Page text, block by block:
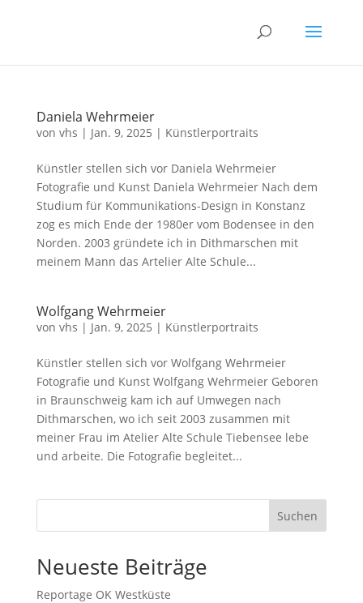
Daniela Wehrmeier
von vhs | Jan. 9, 2025 | Künstlerportraits
Künstler stellen sich vor Daniela Wehrmeier
Fotografie und Kunst Daniela Wehrmeier Nach dem
Studium für Kommunikations-Design in Konstanz
zog es mich Ende der 1980er vom Bodensee in den
Norden. 2003 gründete ich in Dithmarschen mit
meinem Mann das Artelier Alte Schule...
Wolfgang Wehrmeier
von vhs | Jan. 9, 2025 | Künstlerportraits
Künstler stellen sich vor Wolfgang Wehrmeier
Fotografie und Kunst Wolfgang Wehrmeier Geboren
in Braunschweig kam ich auf Umwegen nach
Dithmarschen, wo ich seit 2003 zusammen mit
meiner Frau im Atelier Alte Schule Tiebensee lebe
und arbeite. Die Fotografie begleitet...
Suchen
Neueste Beiträge
Reportage OK Westküste